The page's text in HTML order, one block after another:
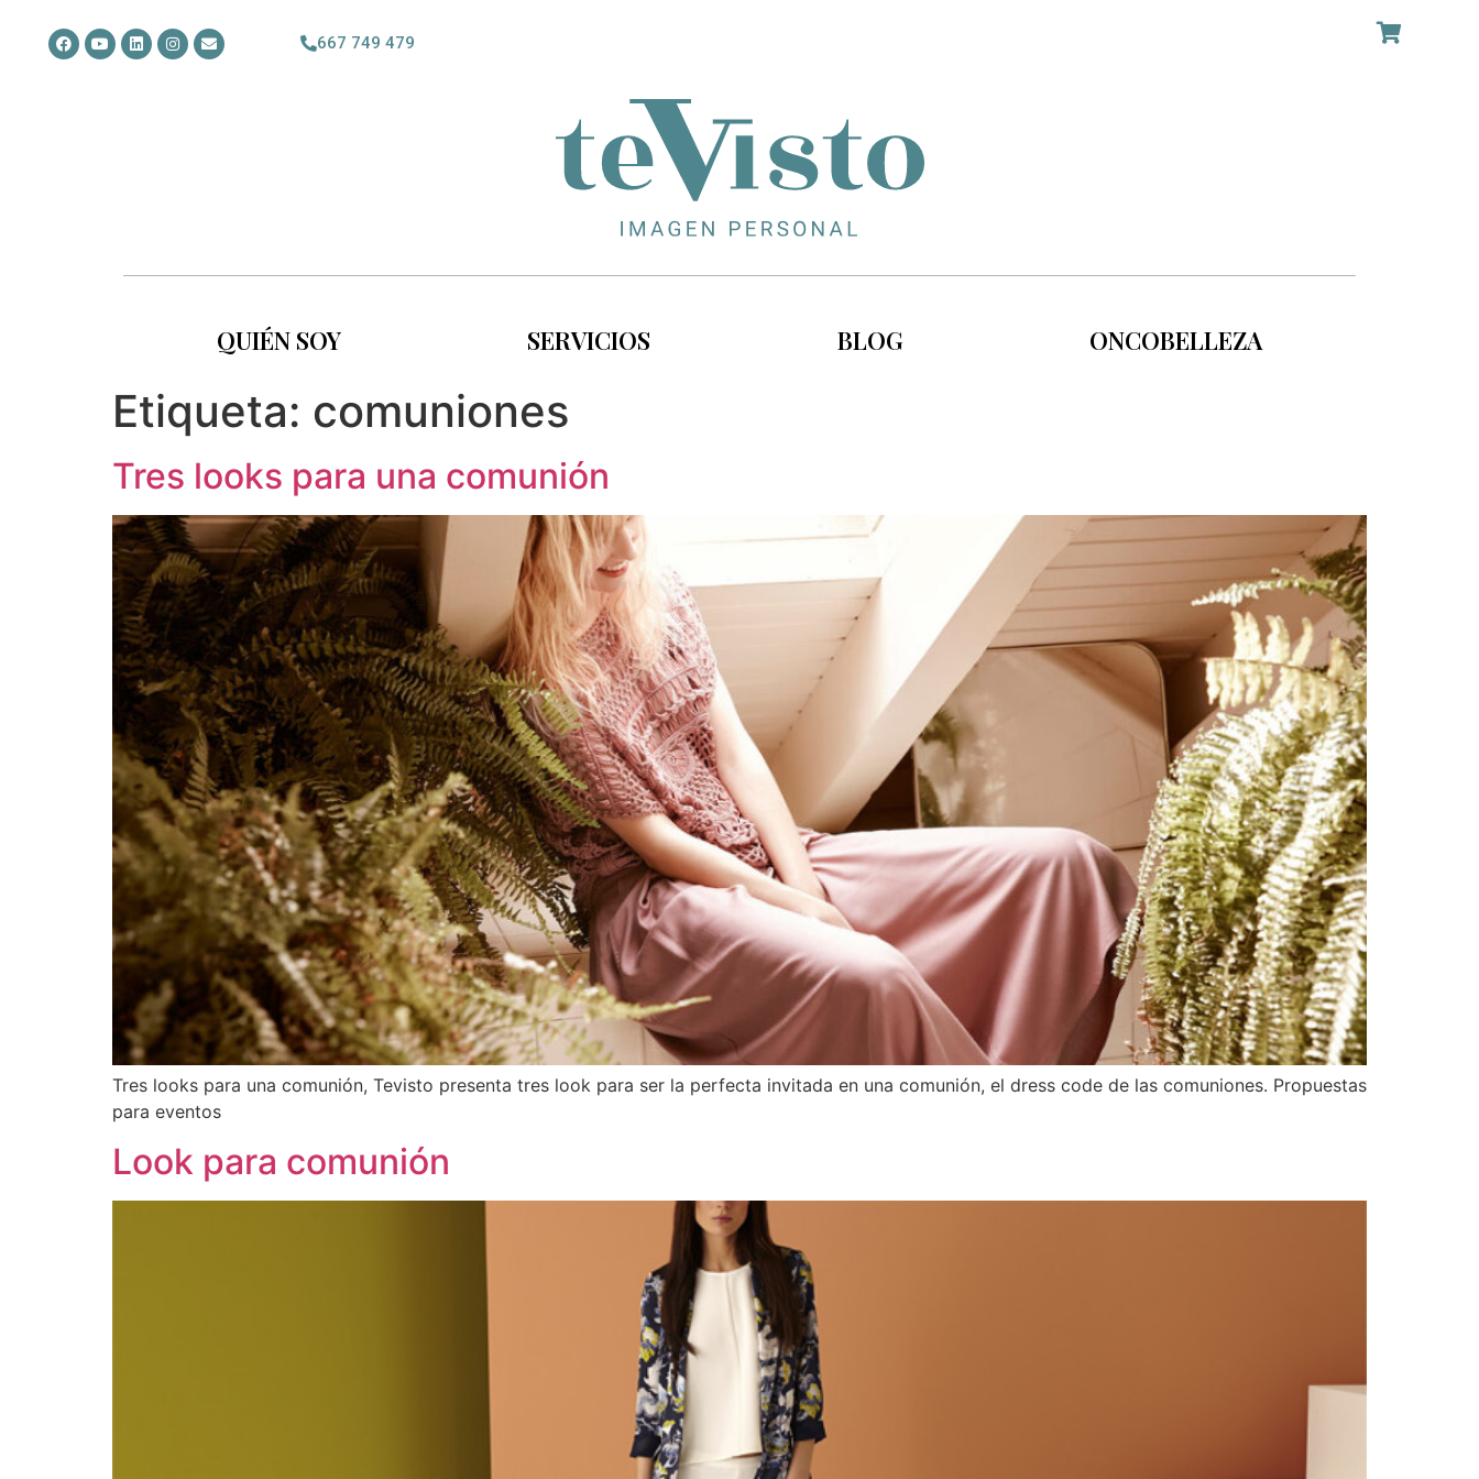
667 749 479
QUIÉN SOY SERVICIOS BLOG ONCOBELLEZA
Etiqueta: comuniones
Tres looks para una comunión
Tres looks para una comunión, Tevisto presenta tres look para ser la perfecta invitada en una comunión, el dress code de las comuniones. Propuestas
para eventos
Look para comunión